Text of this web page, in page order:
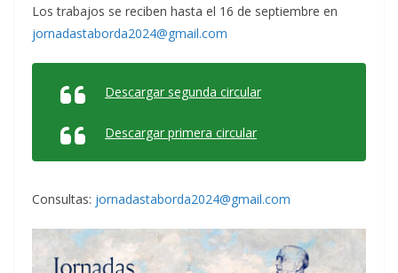
Los trabajos se reciben hasta el 16 de septiembre en
jornadastaborda2024@gmail.com
Descargar segunda circular
Descargar primera circular
Consultas: jornadastaborda2024@gmail.com